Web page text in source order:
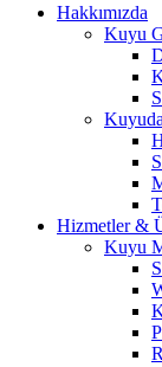
Hakkımızda
Kuyu
Hizmetler &
Kuyu